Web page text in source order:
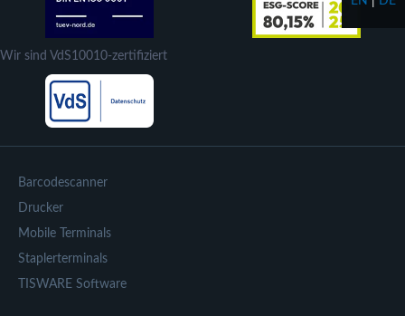
Wir sind VdS10010-zertifiziert
Barcodescanner
Drucker
Mobile Terminals
Staplerterminals
TISWARE Software